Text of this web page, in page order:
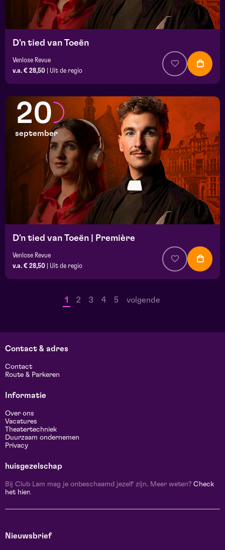
D'n tied van Toeën
Venlose Revue
v.a. € 28,50
Uit de regio
20
september
D'n tied van Toeën | Première
Venlose Revue
v.a. € 28,50
Uit de regio
1 2 3 4 5 volgende
Contact & adres
Contact
Route & Parkeren
Informatie
Over ons
Vacatures
Theatertechniek
Duurzaam ondernemen
Privacy
huisgezelschap
Bij Club Lam mag je onbeschaamd jezelf zijn. Meer weten? Check
het hier.
Nieuwsbrief